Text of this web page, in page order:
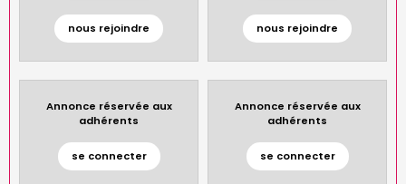
nous rejoindre nous rejoindre
Annonce réservée aux
adhérents
se connecter
Annonce réservée aux
adhérents
se connecter